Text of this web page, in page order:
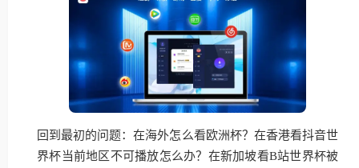
回到最初的问题：在海外怎么看欧洲杯？在香港看抖音世
界杯当前地区不可播放怎么办？在新加坡看B站世界杯被